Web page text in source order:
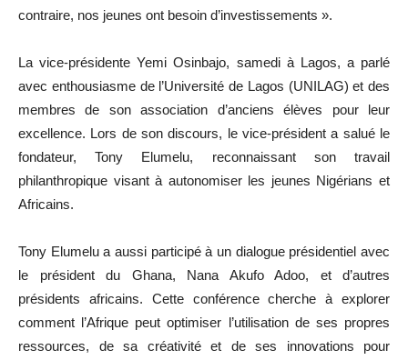
contraire, nos jeunes ont besoin d’investissements ».
La vice-présidente Yemi Osinbajo, samedi à Lagos, a parlé
avec enthousiasme de l’Université de Lagos (UNILAG) et des
membres de son association d’anciens élèves pour leur
excellence. Lors de son discours, le vice-président a salué le
fondateur, Tony Elumelu, reconnaissant son travail
philanthropique visant à autonomiser les jeunes Nigérians et
Africains.
Tony Elumelu a aussi participé à un dialogue présidentiel avec
le président du Ghana, Nana Akufo Adoo, et d’autres
présidents africains. Cette conférence cherche à explorer
comment l’Afrique peut optimiser l’utilisation de ses propres
ressources, de sa créativité et de ses innovations pour